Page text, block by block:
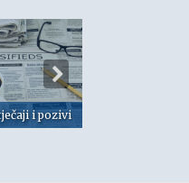
i pozivi